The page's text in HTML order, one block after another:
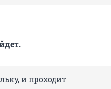
и проходит